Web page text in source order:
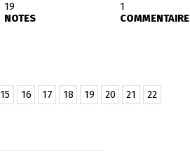
19
NOTES
1
COMMENTAIRE
15 16 17 18 19 20 21 22